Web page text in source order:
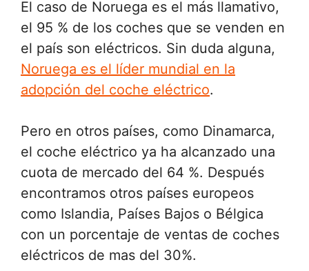
El caso de Noruega es el más llamativo,
el 95 % de los coches que se venden en
el país son eléctricos. Sin duda alguna,
Noruega es el líder mundial en la
adopción del coche eléctrico.
Pero en otros países, como Dinamarca,
el coche eléctrico ya ha alcanzado una
cuota de mercado del 64 %. Después
encontramos otros países europeos
como Islandia, Países Bajos o Bélgica
con un porcentaje de ventas de coches
eléctricos de mas del 30%.